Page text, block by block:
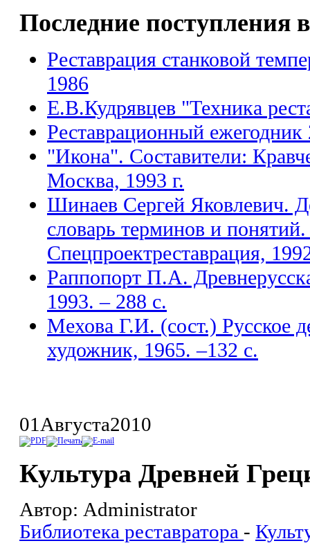
Последние поступления
Реставрация станковой
1986
Е.В.Кудрявцев "Техника
Реставрационный ежегодник
"Икона". Составители:
Москва, 1993 г.
Шинаев Сергей Яковлевич.
словарь терминов и
Спецпроектреставрация,
Раппопорт П.А.
1993. – 288 с.
Мехова Г.И. (сост.) Русское
художник, 1965. –132 с.
01Августа2010
Культура Древней
Автор: Administrator
Библиотека реставратора -